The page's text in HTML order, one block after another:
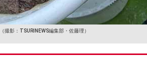
（撮影：TSURINEWS編集部・佐藤理）